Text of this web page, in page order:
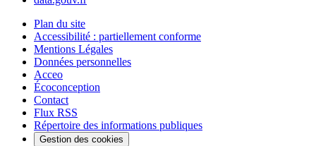
Plan du site
Accessibilité : partiellement conforme
Mentions Légales
Données personnelles
Acceo
Écoconception
Contact
Flux RSS
Répertoire des informations publiques
Gestion des cookies